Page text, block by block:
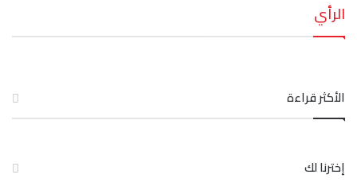
الرأي
الأكثر قراءة
إخترنا لك